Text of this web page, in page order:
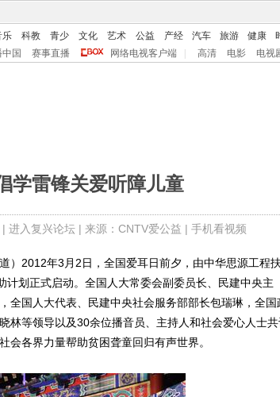
乐 科教 青少 文化 艺术 公益 产经 汽车 旅游 健康
国 赛事直播 网络电视客户端 高清 电影 电视
学雷锋关爱听障儿童
| 进入复兴论坛| 来源：CNTV爱公益 | 手机看视频
2012年3月2日，全国爱耳日前夕，由中华思源工程
计划正式启动。全国人大常委会副委员长、民建中央主
全国人大代表、民建中央社会服务部部长包瑞琳，全国
林等领导以及30余位播音员、主持人和社会爱心人士
会各界力量帮助贫困聋童回归有声世界。